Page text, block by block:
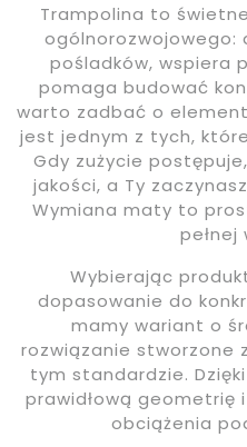
Trampolina to
ogólnorozwojowego:
pośladków, wspiera
pomaga budować
warto zadbać o
jest jednym z tych,
Gdy zużycie
jakości, a Ty
Wymiana maty to
pełnej
Wybierając
dopasowanie do
mamy wariant o
rozwiązanie stworzone
tym standardzie.
prawidłową geometrię
obciążenia